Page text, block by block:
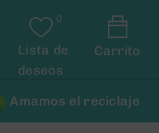
Lista de
deseos
Carrito
Amamos el reciclaje